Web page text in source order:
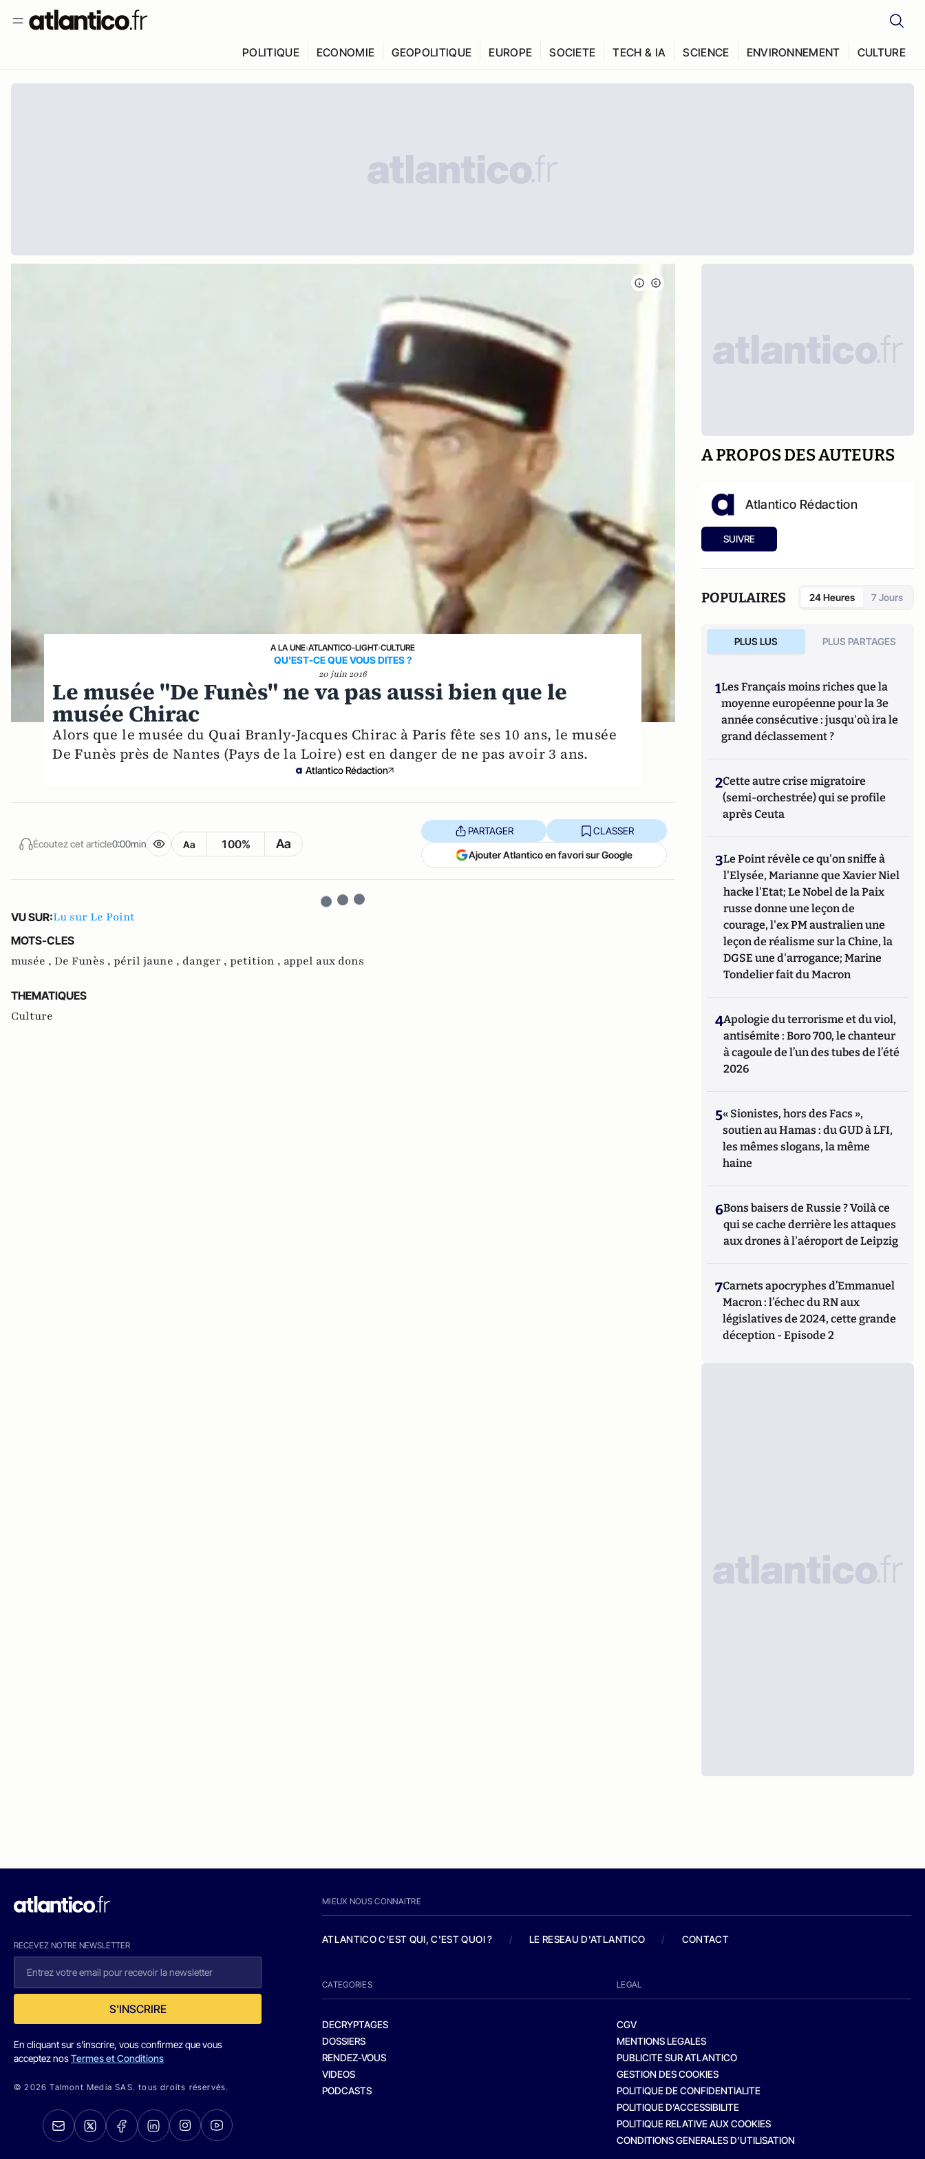
POLITIQUE ECONOMIE GEOPOLITIQUE EUROPE SOCIETE TECH & IA SCIENCE ENVIRONNEMENT CULTURE
A LA UNE›ATLANTICO-LIGHT›CULTURE
QU'EST-CE QUE VOUS DITES ?
20 juin 2016
Le musée "De Funès" ne va pas aussi bien que le
musée Chirac
Alors que le musée du Quai Branly-Jacques Chirac à Paris fête ses 10 ans, le musée
De Funès près de Nantes (Pays de la Loire) est en danger de ne pas avoir 3 ans.
Atlantico Rédaction
Écoutez cet article0:00min Aa 100% Aa
PARTAGER CLASSER
Ajouter Atlantico en favori sur Google
VU SUR:Lu sur Le Point
MOTS-CLES
musée , De Funès , péril jaune , danger , petition , appel aux dons
THEMATIQUES
Culture
A PROPOS DES AUTEURS
Atlantico Rédaction
SUIVRE
POPULAIRES 24 Heures 7 Jours
PLUS LUS PLUS PARTAGES
1Les Français moins riches que la
moyenne européenne pour la 3e
année consécutive : jusqu'où ira le
grand déclassement ?
2Cette autre crise migratoire
(semi-orchestrée) qui se profile
après Ceuta
3Le Point révèle ce qu'on sniffe à
l'Elysée, Marianne que Xavier Niel
hacke l'Etat; Le Nobel de la Paix
russe donne une leçon de
courage, l'ex PM australien une
leçon de réalisme sur la Chine, la
DGSE une d'arrogance; Marine
Tondelier fait du Macron
4Apologie du terrorisme et du viol,
antisémite : Boro 700, le chanteur
à cagoule de l’un des tubes de l’été
2026
5« Sionistes, hors des Facs »,
soutien au Hamas : du GUD à LFI,
les mêmes slogans, la même
haine
6Bons baisers de Russie ? Voilà ce
qui se cache derrière les attaques
aux drones à l'aéroport de Leipzig
7Carnets apocryphes d’Emmanuel
Macron : l’échec du RN aux
législatives de 2024, cette grande
déception - Episode 2
RECEVEZ NOTRE NEWSLETTER
S'INSCRIRE
En cliquant sur s'inscrire, vous confirmez que vous
acceptez nosTermes et Conditions
© 2026 Talmont Media SAS. tous droits réservés.
MIEUX NOUS CONNAITRE
ATLANTICO C'EST QUI, C'EST QUOI ? / LE RESEAU D'ATLANTICO / CONTACT
CATEGORIES
DECRYPTAGES
DOSSIERS
RENDEZ-VOUS
VIDEOS
PODCASTS
LEGAL
CGV
MENTIONS LEGALES
PUBLICITE SUR ATLANTICO
GESTION DES COOKIES
POLITIQUE DE CONFIDENTIALITE
POLITIQUE D’ACCESSIBILITE
POLITIQUE RELATIVE AUX COOKIES
CONDITIONS GENERALES D’UTILISATION